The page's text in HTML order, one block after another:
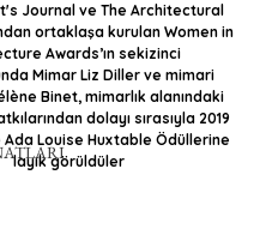
Journal ve The Architectural
ortaklaşa kurulan Women in
Awards’ın sekizinci
Mimar Liz Diller ve mimari
Binet, mimarlık alanındaki
dolayı sırasıyla 2019
Ada Louise Huxtable Ödüllerine
layık görüldüler